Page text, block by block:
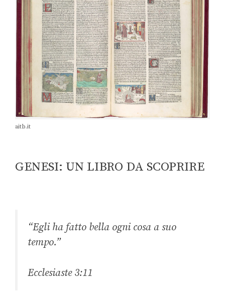
aitb.it
GENESI: UN LIBRO DA SCOPRIRE
“Egli ha fatto bella ogni cosa a suo
tempo.”
Ecclesiaste 3:11